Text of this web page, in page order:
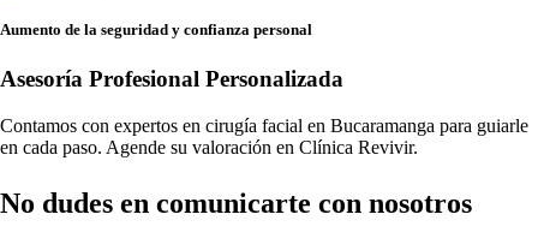
Aumento de la seguridad y confianza personal
Asesoría Profesional Personalizada
Contamos con expertos en cirugía facial en Bucaramanga para guiarle
en cada paso. Agende su valoración en Clínica Revivir.
No dudes en comunicarte con nosotros